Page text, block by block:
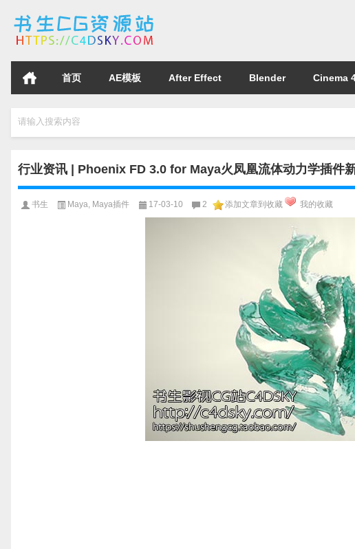
首页 AE模板 After Effect Blender Cinema
请输入搜索内容
行业资讯 | Phoenix FD 3.0 for Maya火凤凰流体动力学插件
书生 Maya, Maya插件 17-03-10 2 添加文章到收藏 我的收藏